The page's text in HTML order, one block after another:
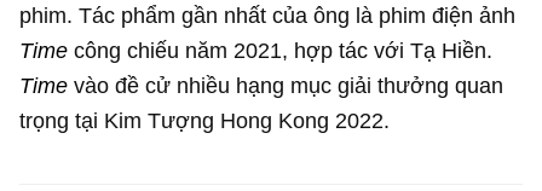
phim. Tác phẩm gần nhất của ông là phim điện ảnh
Timecông chiếu năm 2021, hợp tác với Tạ Hiền.
Time vào đề cử nhiều hạng mục giải thưởng quan
trọng tại Kim Tượng Hong Kong 2022.